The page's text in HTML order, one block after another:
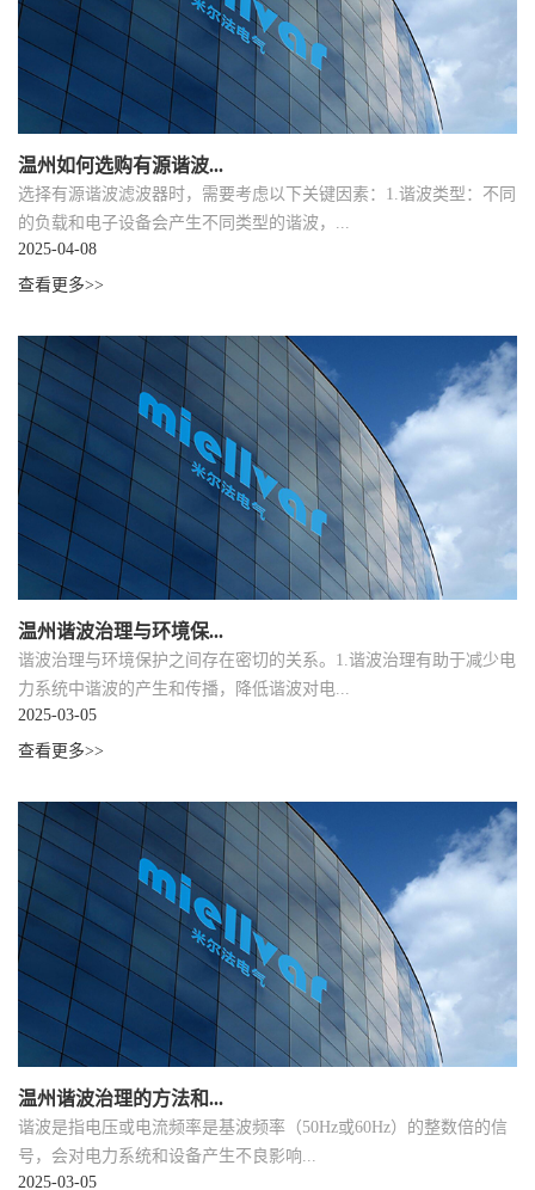
温州如何选购有源谐波...
选择有源谐波滤波器时，需要考虑以下关键因素：1.谐波类型：不同
的负载和电子设备会产生不同类型的谐波，...
2025-04-08
查看更多>>
温州谐波治理与环境保...
谐波治理与环境保护之间存在密切的关系。1.谐波治理有助于减少电
力系统中谐波的产生和传播，降低谐波对电...
2025-03-05
查看更多>>
温州谐波治理的方法和...
谐波是指电压或电流频率是基波频率（50Hz或60Hz）的整数倍的信
号，会对电力系统和设备产生不良影响...
2025-03-05